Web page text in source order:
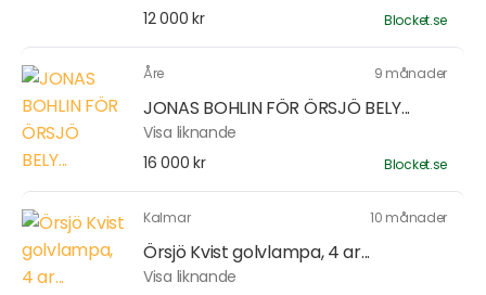
12 000 kr
Blocket.se
Åre 9 månader
JONAS BOHLIN FÖR ÖRSJÖ BELY...
Visa liknande
16 000 kr
Blocket.se
Kalmar 10 månader
Örsjö Kvist golvlampa, 4 ar...
Visa liknande